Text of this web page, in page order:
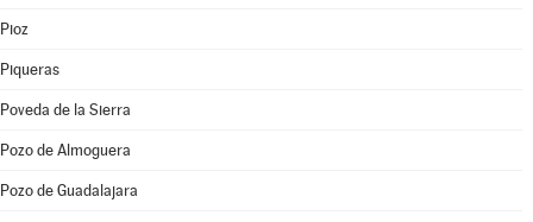
Pioz
Piqueras
Poveda de la Sierra
Pozo de Almoguera
Pozo de Guadalajara